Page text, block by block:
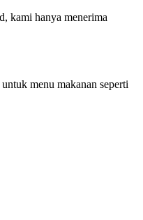
kami hanya menerima
menu makanan seperti